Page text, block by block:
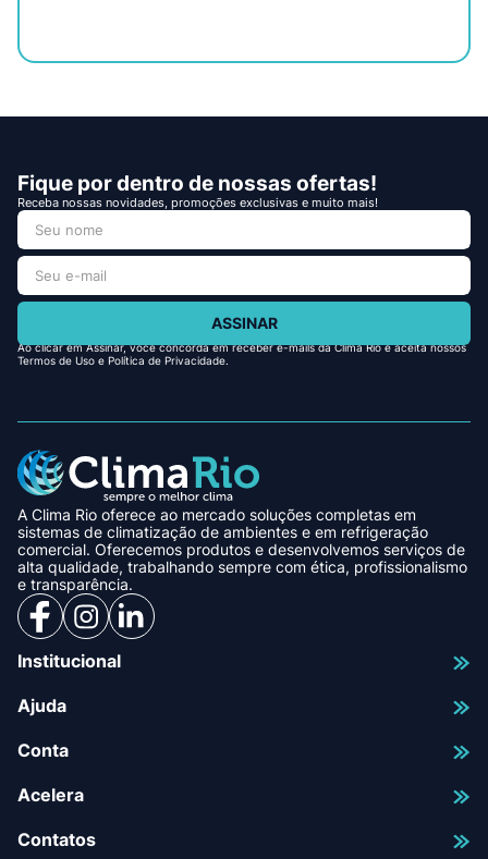
Fique por dentro de nossas ofertas!
Receba nossas novidades, promoções exclusivas e muito mais!
ASSINAR
Ao clicar em Assinar, você concorda em receber e-mails da Clima Rio e aceita nossos
Termos de Uso e Política de Privacidade.
A Clima Rio oferece ao mercado soluções completas em
sistemas de climatização de ambientes e em refrigeração
comercial. Oferecemos produtos e desenvolvemos serviços de
alta qualidade, trabalhando sempre com ética, profissionalismo
e transparência.
Institucional
Ajuda
Conta
Acelera
Contatos